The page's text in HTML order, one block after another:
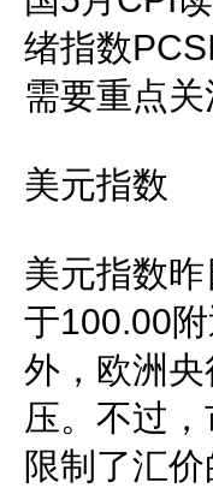
绪指数
需要重点关
美元指数
美元指数
于100.00
外，欧洲
压。不过
限制了汇